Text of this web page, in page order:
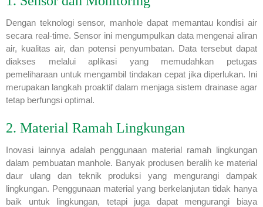
Dengan teknologi sensor, manhole dapat memantau kondisi air
secara real-time. Sensor ini mengumpulkan data mengenai aliran
air, kualitas air, dan potensi penyumbatan. Data tersebut dapat
diakses melalui aplikasi yang memudahkan petugas
pemeliharaan untuk mengambil tindakan cepat jika diperlukan. Ini
merupakan langkah proaktif dalam menjaga sistem drainase agar
tetap berfungsi optimal.
2. Material Ramah Lingkungan
Inovasi lainnya adalah penggunaan material ramah lingkungan
dalam pembuatan manhole. Banyak produsen beralih ke material
daur ulang dan teknik produksi yang mengurangi dampak
lingkungan. Penggunaan material yang berkelanjutan tidak hanya
baik untuk lingkungan, tetapi juga dapat mengurangi biaya